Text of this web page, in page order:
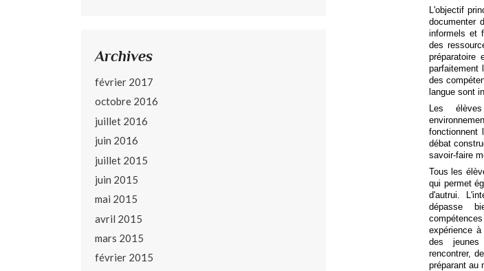
Archives
février 2017
octobre 2016
juillet 2016
juin 2016
juillet 2015
juin 2015
mai 2015
avril 2015
mars 2015
février 2015
L'objectif
documenter
informels et
des
préparatoire
parfaitement
des
langue sont
Les
fonctionnent
débat
savoir-faire
Tous les
qui permet
d'autrui.
dépasse
expérience
des
rencontrer,
préparant au